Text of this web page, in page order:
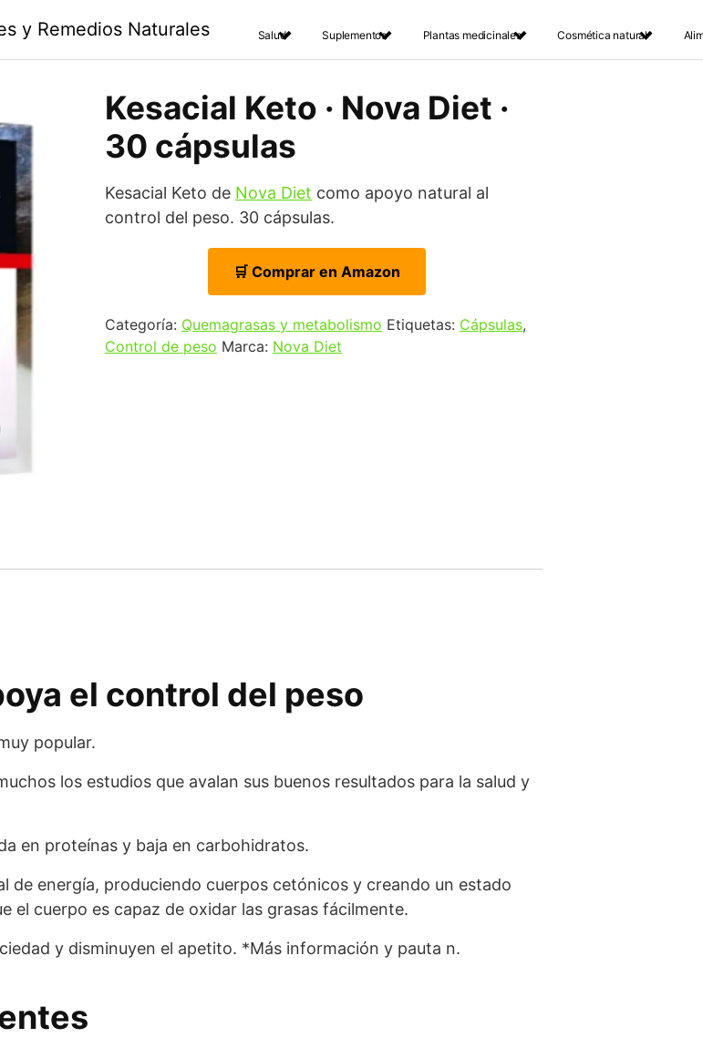
y Remedios Naturales Salud Suplementos Plantas medicinales Cosmética natural
Kesacial Keto · Nova Diet ·
30 cápsulas
Kesacial Keto de Nova Diet como apoyo natural al
control del peso. 30 cápsulas.
🛒 Comprar en Amazon
Categoría: Quemagrasas y metabolismo Etiquetas: Cápsulas,
Control de peso Marca: Nova Diet
el control del peso
popular.
los estudios que avalan sus buenos resultados para la salud y
en proteínas y baja en carbohidratos.
de energía, produciendo cuerpos cetónicos y creando un estado
el cuerpo es capaz de oxidar las grasas fácilmente.
y disminuyen el apetito. *Más información y pauta n.